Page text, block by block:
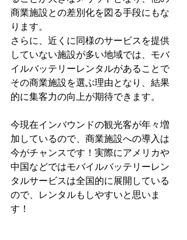
商業施設との差別化を図る手段にもな
ります。
さらに、近くに同様のサービスを提供
していない施設が多い地域では、モバ
イルバッテリーレンタルがあることで
その商業施設を選ぶ理由となり、結果
的に集客力の向上が期待できます。
今現在インバウンドの観光客が年々増
加しているので、商業施設への導入は
今がチャンスです！実際にアメリカや
中国などではモバイルバッテリーレン
タルサービスは全国的に展開している
ので、レンタルもしやすいと思いま
す！